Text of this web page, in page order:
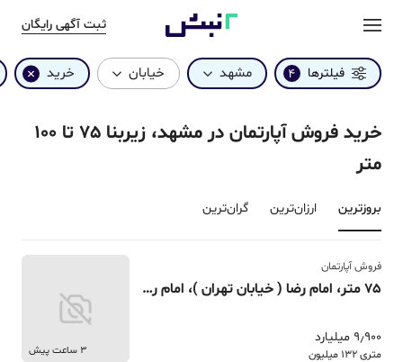
ثبت آگهی رایگان
فیلترها 4 مشهد خیابان خرید
خرید فروش آپارتمان در مشهد، زیربنا 75 تا 100
متر
بروزترین‌ ارزان‌ترین گران‌ترین
فروش آپارتمان
75 متر، امام رضا ( خیابان تهران )، امام رضا علیه السلام
9٫900 میلیارد
متری 132 میلیون 3 ساعت پیش